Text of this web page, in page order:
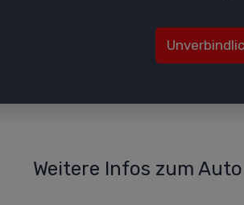
Weitere Infos zum